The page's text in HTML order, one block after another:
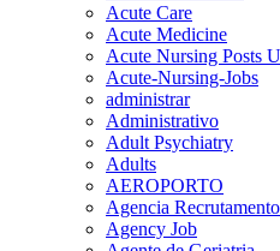
Acute Care
Acute Medicine
Acute Nursing Posts
Acute-Nursing-Jobs
administrar
Administrativo
Adult Psychiatry
Adults
AEROPORTO
Agencia
Agency Job